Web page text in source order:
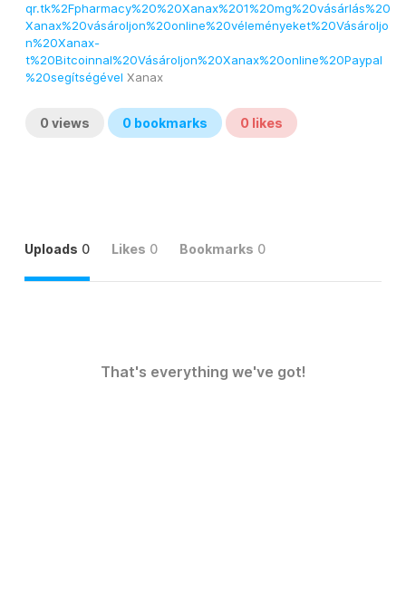
qr.tk%2Fpharmacy%20%20Xanax%201%20mg%20vásárlás%20
Xanax%20vásároljon%20online%20véleményeket%20Vásároljo
n%20Xanax-
t%20Bitcoinnal%20Vásároljon%20Xanax%20online%20Paypal
%20segítségével Xanax
0 views 0 bookmarks 0 likes
Uploads 0 Likes 0 Bookmarks 0
That's everything we've got!